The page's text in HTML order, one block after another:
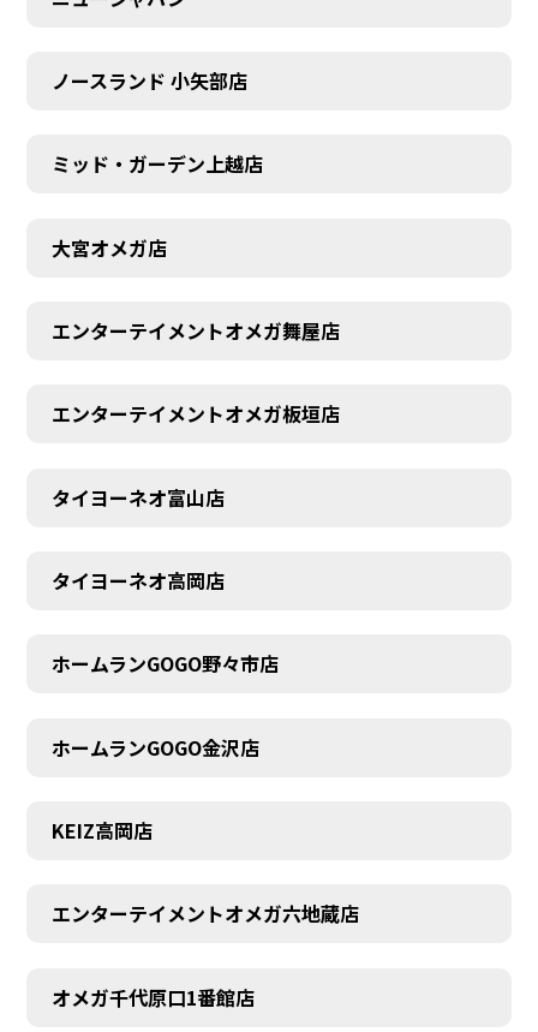
ノースランド 小矢部店
ミッド・ガーデン上越店
大宮オメガ店
エンターテイメントオメガ舞屋店
エンターテイメントオメガ板垣店
タイヨーネオ富山店
タイヨーネオ高岡店
ホームランGOGO野々市店
ホームランGOGO金沢店
KEIZ高岡店
エンターテイメントオメガ六地蔵店
オメガ千代原口1番館店